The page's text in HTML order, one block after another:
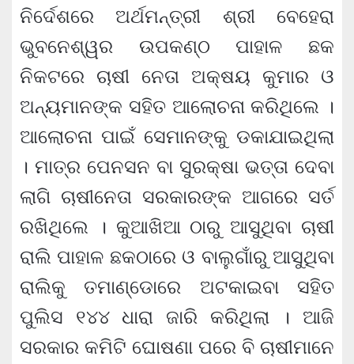
ନିର୍ଦେଶରେ ଅର୍ଥମନ୍ତ୍ରୀ ଶ୍ରୀ ବେହେରା
ଭୁବନେଶ୍ୱର ଉପକଣ୍ଠ ପାହାଳ ଛକ
ନିକଟରେ ଚାଷୀ ନେତା ଅକ୍ଷୟ କୁମାର ଓ
ଅନ୍ୟମାନଙ୍କ ସହିତ ଆଲୋଚନା କରିଥିଲେ ।
ଆଲୋଚନା ପାଇଁ ସେମାନଙ୍କୁ ଡକାଯାଇଥିଲା
। ମାତ୍ର ପେନସନ ବା ସୁରକ୍ଷା ଭତ୍ତା ଦେବା
ଲାଗି ଚାଷୀନେତା ସରକାରଙ୍କ ଆଗରେ ସର୍ତ
ରଖିଥିଲେ । କୁଆଖିଆ ଠାରୁ ଆସୁଥିବା ଚାଷୀ
ରାଲି ପାହାଳ ଛକଠାରେ ଓ ବାଲୁଗାଁରୁ ଆସୁଥିବା
ରାଲିକୁ ତମାଣ୍ଡୋରେ ଅଟକାଇବା ସହିତ
ପୁଲିସ ୧୪୪ ଧାରା ଜାରି କରିଥିଲା । ଆଜି
ସରକାର କମିଟି ଘୋଷଣା ପରେ ବି ଚାଷୀମାନେ